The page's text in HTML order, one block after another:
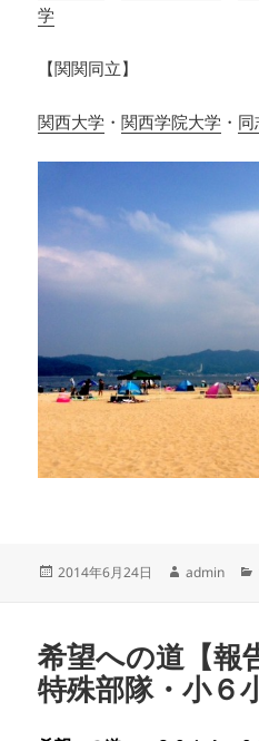
学
【関関同立】
関西大学 ・関西学院大学 ・
投
2014年6月24日
作
admin
希望への道【報
特殊部隊・小６